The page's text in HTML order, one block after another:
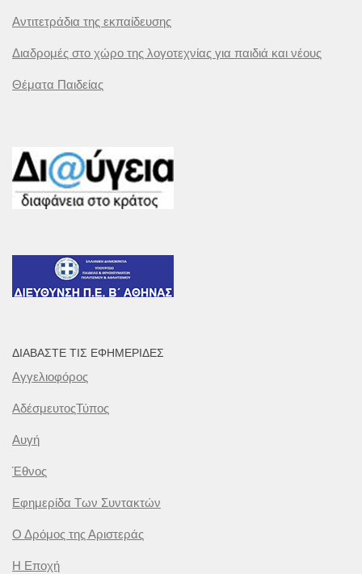
Αντιτετράδια της εκπαίδευσης
Διαδρομές στο χώρο της λογοτεχνίας για παιδιά και νέους
Θέματα Παιδείας
ΔΙΑΒΆΣΤΕ ΤΙΣ ΕΦΗΜΕΡΊΔΕΣ
Αγγελιοφόρος
ΑδέσμευτοςΤύπος
Αυγή
Έθνος
Εφημερίδα Των Συντακτών
Ο Δρόμος της Αριστεράς
Η Εποχή